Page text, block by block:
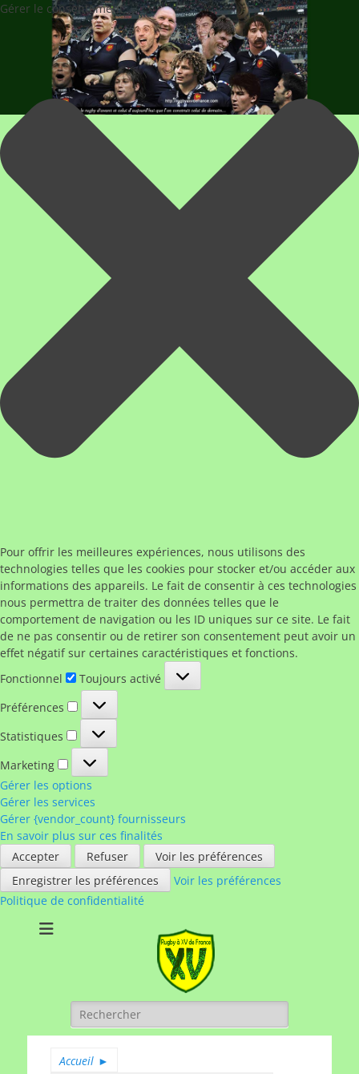
Gérer le consentement
Pour offrir les meilleures expériences, nous utilisons des
technologies telles que les cookies pour stocker et/ou accéder aux
informations des appareils. Le fait de consentir à ces technologies
nous permettra de traiter des données telles que le
comportement de navigation ou les ID uniques sur ce site. Le fait
de ne pas consentir ou de retirer son consentement peut avoir un
effet négatif sur certaines caractéristiques et fonctions.
Fonctionnel
Toujours activé
Préférences
Statistiques
Marketing
Gérer les options
Gérer les services
Gérer {vendor_count} fournisseurs
En savoir plus sur ces finalités
Accepter
Refuser
Voir les préférences
Enregistrer les préférences
Voir les préférences
Politique de confidentialité
Rugby à XV de
Rechercher :
Accueil ►